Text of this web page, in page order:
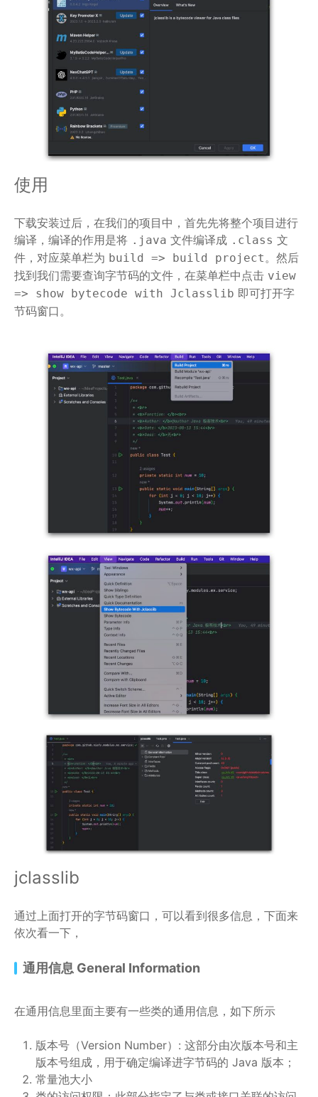
使用
下载安装过后，在我们的项目中，首先先将整个项目进行
编译，编译的作用是将 .java 文件编译成 .class 文
件，对应菜单栏为 build => build project。然后
找到我们需要查询字节码的文件，在菜单栏中点击 view
=> show bytecode with Jclasslib 即可打开字
节码窗口。
jclasslib
通过上面打开的字节码窗口，可以看到很多信息，下面来
依次看一下，
通用信息 General Information
在通用信息里面主要有一些类的通用信息，如下所示
版本号（Version Number）: 这部分由次版本号和主
版本号组成，用于确定编译进字节码的 Java 版本；
常量池大小